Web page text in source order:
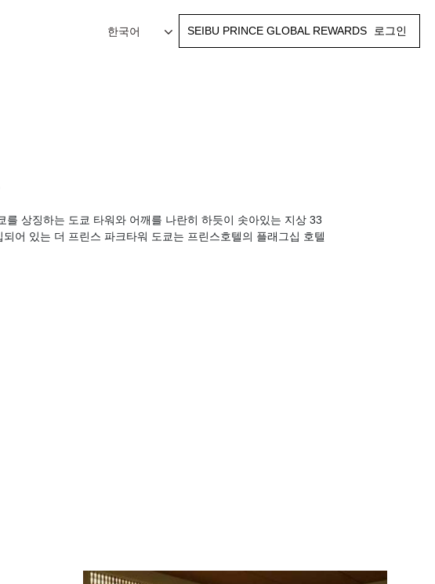
한국어 SEIBU PRINCE GLOBAL REWARDS 로그인
상징하는 도쿄 타워와 어깨를 나란히 하듯이 솟아있는 지상 33
어 있는 더 프린스 파크타워 도쿄는 프린스호텔의 플래그십 호텔